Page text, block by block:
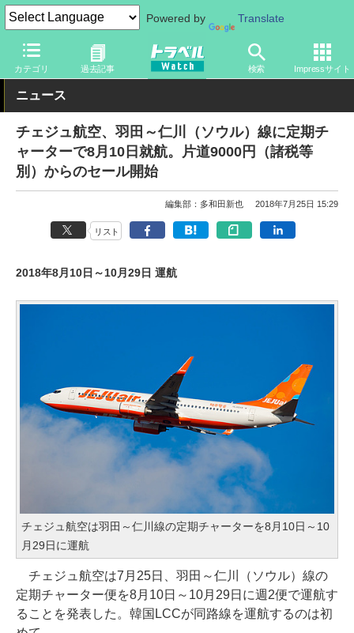
Powered by Translate
カテゴリ 過去記事 検索 Impressサイト
トラベル Watch 地域 海外旅行 東アジア
ニュース
チェジュ航空、羽田～仁川（ソウル）線に定期チ
ャーターで8月10日就航。片道9000円（諸税等
別）からのセール開始
編集部：多和田新也 2018年7月25日 15:29
リスト
2018年8月10日～10月29日 運航
チェジュ航空は羽田～仁川線の定期チャーターを8月10日～10
月29日に運航
チェジュ航空は7月25日、羽田～仁川（ソウル）線の
定期チャーター便を8月10日～10月29日に週2便で運航す
ることを発表した。韓国LCCが同路線を運航するのは初